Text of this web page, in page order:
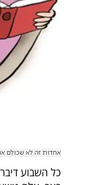
אחדות זה לא שכולם
כל השבוע